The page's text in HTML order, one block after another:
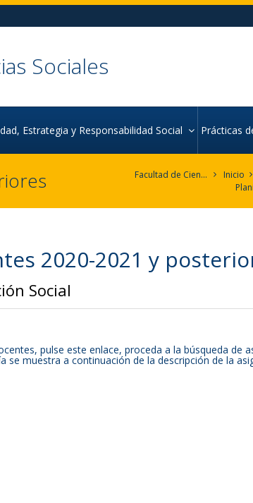
Sociales
Estrategia y Responsabilidad Social Prácticas
Facultad de Ciencias Sociales Inicio
2020-2021 y
Social
pulse este enlace, proceda a la búsqueda de
se muestra a continuación de la descripción de la